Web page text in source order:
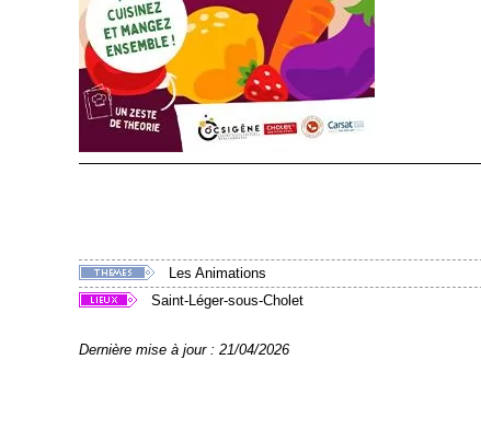
Les Animations
Saint-Léger-sous-Cholet
Dernière mise à jour : 21/04/2026